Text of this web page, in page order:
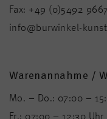
Fax: +49 (0)5492
info@burwinkel-
Warenannahme /
Mo. – Do.: 07:00 –
Fr.: 07:00 – 12:30 Uhr